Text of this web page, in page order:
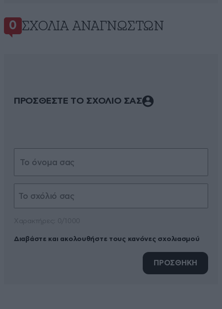
0 ΣΧΌΛΙΑ ΑΝΑΓΝΩΣΤΏΝ
ΠΡΟΣΘΕΣΤΕ ΤΟ ΣΧΟΛΙΟ ΣΑΣ
Διαβάστε και ακολουθήστε τους κανόνες σχολιασμού
ΠΡΟΣΘΗΚΗ